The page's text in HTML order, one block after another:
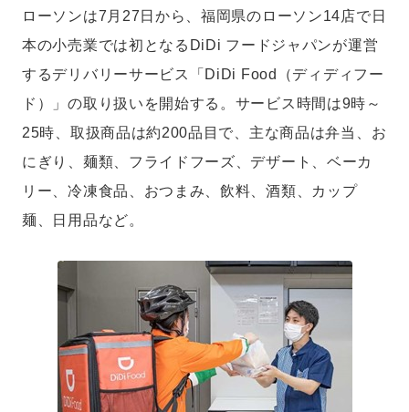
ローソンは7月27日から、福岡県のローソン14店で日
本の小売業では初となるDiDi フードジャパンが運営
するデリバリーサービス「DiDi Food（ディディフー
ド）」の取り扱いを開始する。サービス時間は9時～
25時、取扱商品は約200品目で、主な商品は弁当、お
にぎり、麺類、フライドフーズ、デザート、ベーカ
リー、冷凍食品、おつまみ、飲料、酒類、カップ
麺、日用品など。